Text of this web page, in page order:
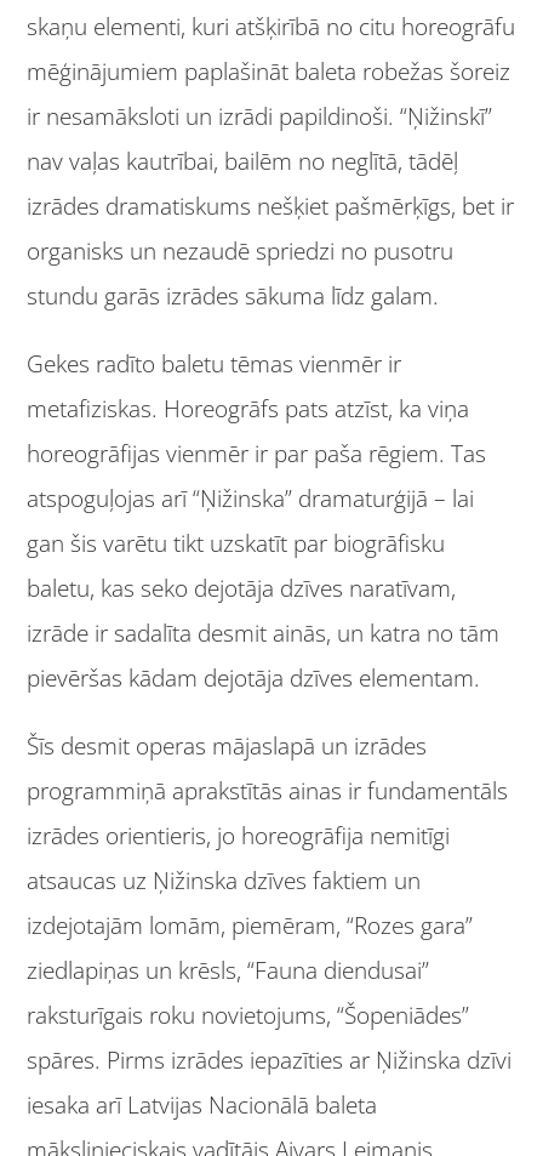
skaņu elementi, kuri atšķirībā no citu horeogrāfu
mēģinājumiem paplašināt baleta robežas šoreiz
ir nesamāksloti un izrādi papildinoši. “Ņižinskī”
nav vaļas kautrībai, bailēm no neglītā, tādēļ
izrādes dramatiskums nešķiet pašmērķīgs, bet ir
organisks un nezaudē spriedzi no pusotru
stundu garās izrādes sākuma līdz galam.
Gekes radīto baletu tēmas vienmēr ir
metafiziskas. Horeogrāfs pats atzīst, ka viņa
horeogrāfijas vienmēr ir par paša rēgiem. Tas
atspoguļojas arī “Ņižinska” dramaturģijā – lai
gan šis varētu tikt uzskatīt par biogrāfisku
baletu, kas seko dejotāja dzīves naratīvam,
izrāde ir sadalīta desmit ainās, un katra no tām
pievēršas kādam dejotāja dzīves elementam.
Šīs desmit operas mājaslapā un izrādes
programmiņā aprakstītās ainas ir fundamentāls
izrādes orientieris, jo horeogrāfija nemitīgi
atsaucas uz Ņižinska dzīves faktiem un
izdejotajām lomām, piemēram, “Rozes gara”
ziedlapiņas un krēsls, “Fauna diendusai”
raksturīgais roku novietojums, “Šopeniādes”
spāres. Pirms izrādes iepazīties ar Ņižinska dzīvi
iesaka arī Latvijas Nacionālā baleta